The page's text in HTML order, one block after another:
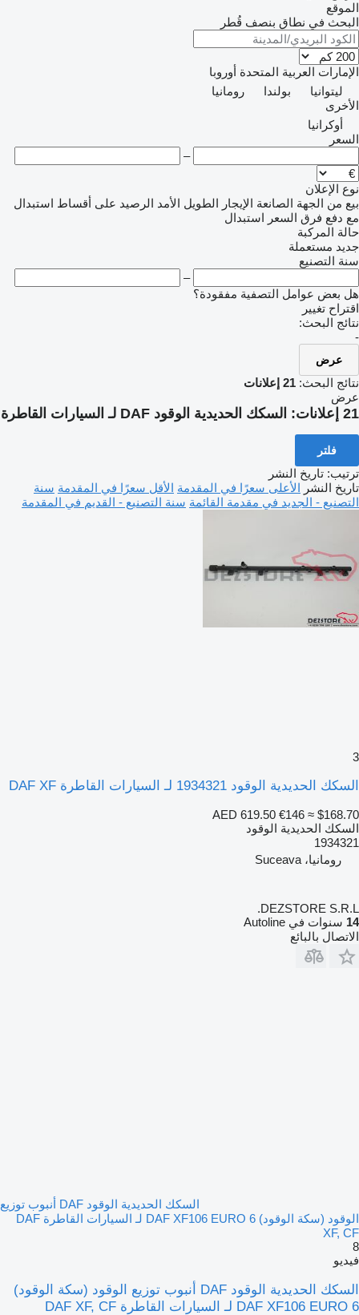
الموقع
البحث في نطاق بنصف قُطر
الإمارات العربية المتحدة أوروبا
ليتوانيا
بولندا
رومانيا
الأخرى
أوكرانيا
السعر
–
نوع الإعلان
بيع من الجهة الصانعة الإيجار الطويل الأمد الرصيد على أقساط استبدال
مع دفع فرق السعر استبدال
حالة المركبة
جديد مستعملة
سنة التصنيع
–
هل بعض عوامل التصفية مفقودة؟
اقتراح تغيير
نتائج البحث:
-
عرض
نتائج البحث: 21 إعلانات
عرض
21 إعلانات: السكك الحديدية الوقود DAF لـ السيارات القاطرة
فلتر
ترتيب: تاريخ النشر
تاريخ النشر الأعلى سعرًا في المقدمة الأقل سعرًا في المقدمة سنة
التصنيع - الجديد في مقدمة القائمة سنة التصنيع - القديم في المقدمة
3
السكك الحديدية الوقود 1934321 لـ السيارات القاطرة DAF XF
AED 619.50 €146 ≈ $168.70
السكك الحديدية الوقود
1934321
رومانيا، Suceava
DEZSTORE S.R.L.
14 سنوات في Autoline
الاتصال بالبائع
السكك الحديدية الوقود DAF أنبوب توزيع
الوقود (سكة الوقود) DAF XF106 EURO 6 لـ السيارات القاطرة DAF
XF, CF
8
فيديو
السكك الحديدية الوقود DAF أنبوب توزيع الوقود (سكة الوقود)
DAF XF106 EURO 6 لـ السيارات القاطرة DAF XF, CF